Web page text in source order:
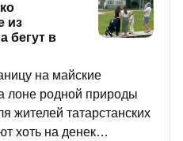
из
бегут в
на майские
лоне родной природы
жителей татарстанских
хоть на денек